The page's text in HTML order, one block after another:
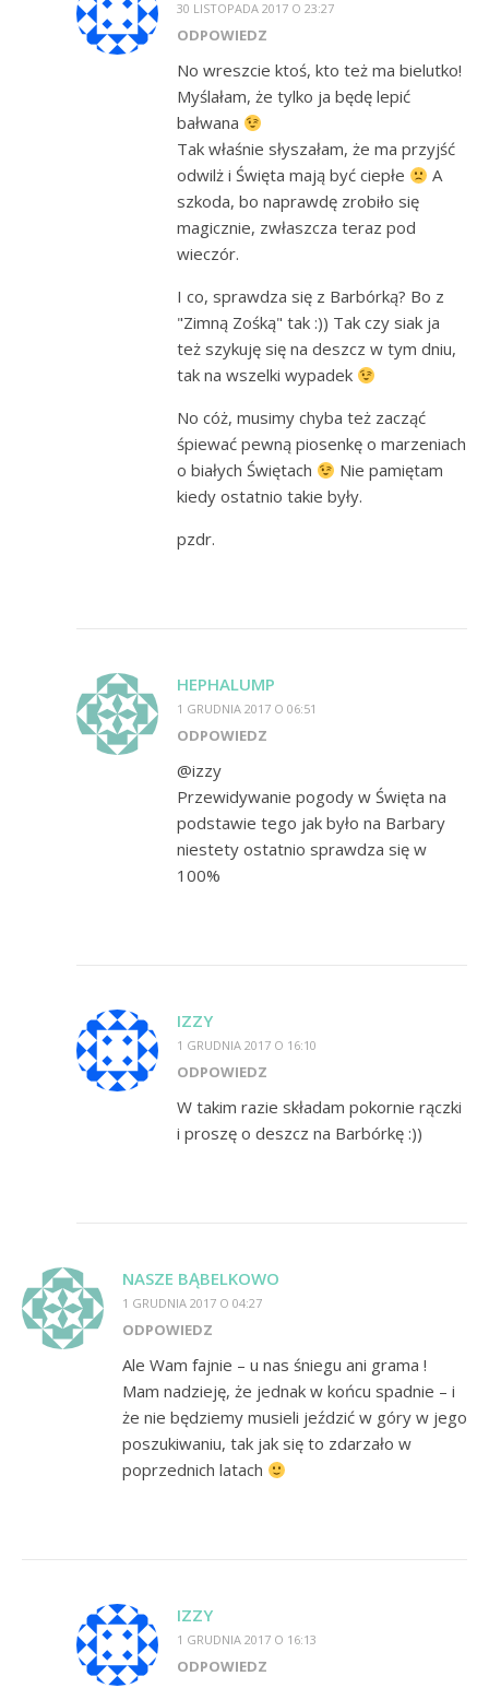
30 LISTOPADA 2017 O 23:27
ODPOWIEDZ
No wreszcie ktoś, kto też ma bielutko!
Myślałam, że tylko ja będę lepić
bałwana
Tak właśnie słyszałam, że ma przyjść
odwilż i Święta mają być ciepłe
A
szkoda, bo naprawdę zrobiło się
magicznie, zwłaszcza teraz pod
wieczór.
I co, sprawdza się z Barbórką? Bo z
"Zimną Zośką" tak :)) Tak czy siak ja
też szykuję się na deszcz w tym dniu,
tak na wszelki wypadek
No cóż, musimy chyba też zacząć
śpiewać pewną piosenkę o marzeniach
o białych Świętach
Nie pamiętam
kiedy ostatnio takie były.
pzdr.
HEPHALUMP
1 GRUDNIA 2017 O 06:51
ODPOWIEDZ
@izzy
Przewidywanie pogody w Święta na
podstawie tego jak było na Barbary
niestety ostatnio sprawdza się w
100%
IZZY
1 GRUDNIA 2017 O 16:10
ODPOWIEDZ
W takim razie składam pokornie rączki
i proszę o deszcz na Barbórkę :))
NASZE BĄBELKOWO
1 GRUDNIA 2017 O 04:27
ODPOWIEDZ
Ale Wam fajnie – u nas śniegu ani grama !
Mam nadzieję, że jednak w końcu spadnie – i
że nie będziemy musieli jeździć w góry w jego
poszukiwaniu, tak jak się to zdarzało w
poprzednich latach
IZZY
1 GRUDNIA 2017 O 16:13
ODPOWIEDZ